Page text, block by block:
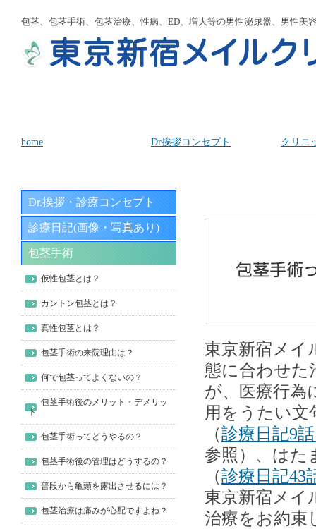
包茎、包茎手術、包茎治療、性病、ED、増大等の男性泌尿器、男性美
home Dr挨拶コンセプト クリニ
東京新宿メイ
態に合わせた
が、医療行為
用をうたい
（診療日記9
参照）、はた
（診療日記43
東京新宿メイ
治療をお約束
Dr.挨拶・診療コンセプト
診療日記(画像・写真あり)
包茎手術
仮性包茎とは？
カントン包茎とは？
真性包茎とは？
包茎手術の来院理由は？
何で包茎ってよくないの？
包茎手術後のメリット・デメリッ
ト
包茎手術ってどうやるの？
包茎手術後の管理はどうするの？
普段から亀頭を露出させるには？
包茎治療は痛みが心配ですよね？